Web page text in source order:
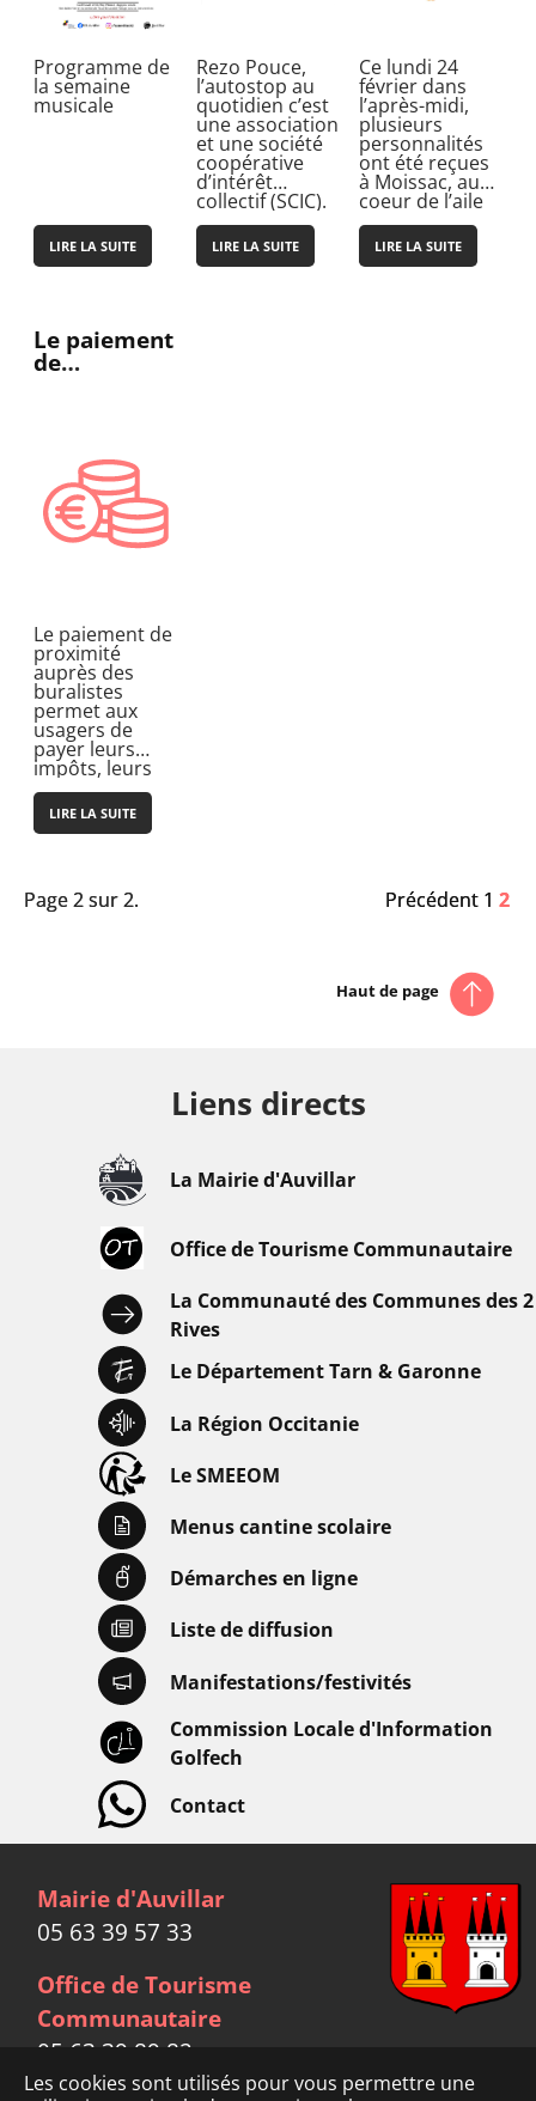
Les cookies sont utilisés pour vous permettre une
Page 2 sur 2. Précédent 1 2
Programme de
la semaine
musicale
LIRE LA SUITE
Rezo Pouce,
l’autostop au
quotidien c’est
une association
et une société
coopérative
d’intérêt
collectif (SCIC).
LIRE LA SUITE
Ce lundi 24
février dans
l’après-midi,
plusieurs
personnalités
ont été reçues
à Moissac, au
coeur de l’aile
Saint-Julien,
nouvelle porte
d’entrée du…
LIRE LA SUITE
Le paiement
de
Le paiement de
proximité
auprès des
buralistes
permet aux
usagers de
payer leurs
impôts, leurs
amendes ainsi
que les factures
locales pour
LIRE LA SUITE
Page 2 sur 2. Précédent 1 2
Haut de page
Liens directs
La Mairie d'Auvillar
Office de Tourisme Communautaire
La Communauté des Communes des 2
Rives
Le Département Tarn & Garonne
La Région Occitanie
Le SMEEOM
Menus cantine scolaire
Démarches en ligne
Liste de diffusion
Manifestations/festivités
Commission Locale d'Information
Golfech
Contact
Mairie d'Auvillar
05 63 39 57 33
Office de Tourisme
Communautaire
05 63 39 89 82